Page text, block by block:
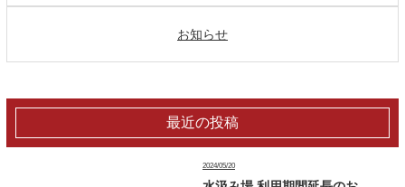
お知らせ
最近の投稿
2024/05/20